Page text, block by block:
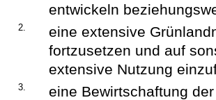
entwickeln
2.
eine extensive
fortzusetzen und auf
extensive Nutzung
3.
eine Bewirtschaftung